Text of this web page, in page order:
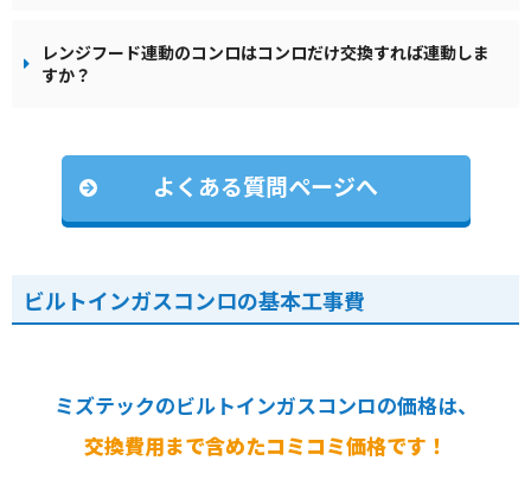
レンジフード連動のコンロはコンロだけ交換すれば連動しま
すか？
よくある質問ページへ
ビルトインガスコンロの基本工事費
ミズテックのビルトインガスコンロの価格は、
交換費用まで含めたコミコミ価格です！